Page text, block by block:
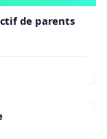
de parents